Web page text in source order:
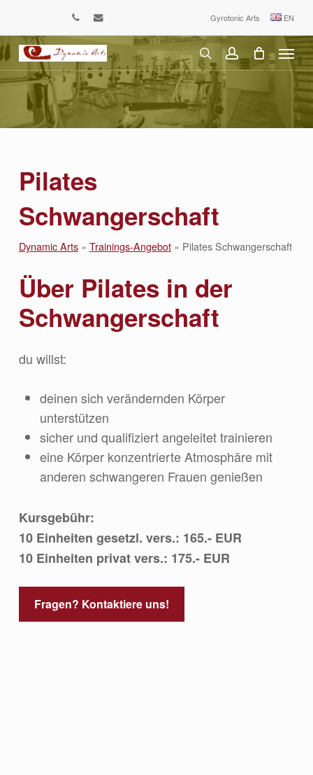
main
content
phoneemail Gyrotonic Arts EN
searchaccount
Menu
Pilates
Schwangerschaft
Dynamic Arts» Trainings-Angebot» Pilates Schwangerschaft
Über Pilates in der
Schwangerschaft
du willst:
deinen sich verändernden Körper
unterstützen
sicher und qualifiziert angeleitet trainieren
eine Körper konzentrierte Atmosphäre mit
anderen schwangeren Frauen genießen
Kursgebühr:
10 Einheiten gesetzl. vers.: 165.- EUR
10 Einheiten privat vers.: 175.- EUR
Fragen? Kontaktiere uns!